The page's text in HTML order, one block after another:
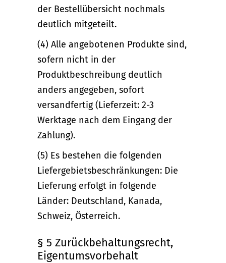
der Bestellübersicht nochmals
deutlich mitgeteilt.
(4) Alle angebotenen Produkte sind,
sofern nicht in der
Produktbeschreibung deutlich
anders angegeben, sofort
versandfertig (Lieferzeit: 2-3
Werktage nach dem Eingang der
Zahlung).
(5) Es bestehen die folgenden
Liefergebietsbeschränkungen: Die
Lieferung erfolgt in folgende
Länder: Deutschland, Kanada,
Schweiz, Österreich.
§ 5 Zurückbehaltungsrecht,
Eigentumsvorbehalt